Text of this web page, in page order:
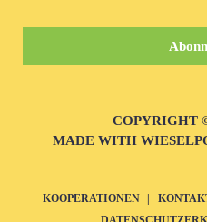
COPYRIGHT
MADE WITH
KOOPERATIONEN